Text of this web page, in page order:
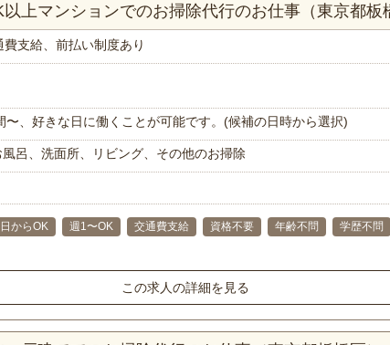
上マンションでのお掃除代行のお仕事（東京都板
費支給、前払い制度あり
〜、好きな日に働くことが可能です。(候補の日時から選択)
呂、洗面所、リビング、その他のお掃除
からOK 週1〜OK 交通費支給 資格不要 年齢不問
学歴不問
この求人の詳細を見る